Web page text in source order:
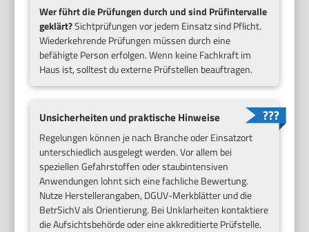
Wer führt die Prüfungen durch und sind Prüfintervalle
geklärt?Sichtprüfungen vor jedem Einsatz sind Pflicht.
Wiederkehrende Prüfungen müssen durch eine
befähigte Person erfolgen. Wenn keine Fachkraft im
Haus ist, solltest du externe Prüfstellen beauftragen.
Unsicherheiten und praktische Hinweise
Regelungen können je nach Branche oder Einsatzort
unterschiedlich ausgelegt werden. Vor allem bei
speziellen Gefahrstoffen oder staubintensiven
Anwendungen lohnt sich eine fachliche Bewertung.
Nutze Herstellerangaben, DGUV-Merkblätter und die
BetrSichV als Orientierung. Bei Unklarheiten kontaktiere
die Aufsichtsbehörde oder eine akkreditierte Prüfstelle.